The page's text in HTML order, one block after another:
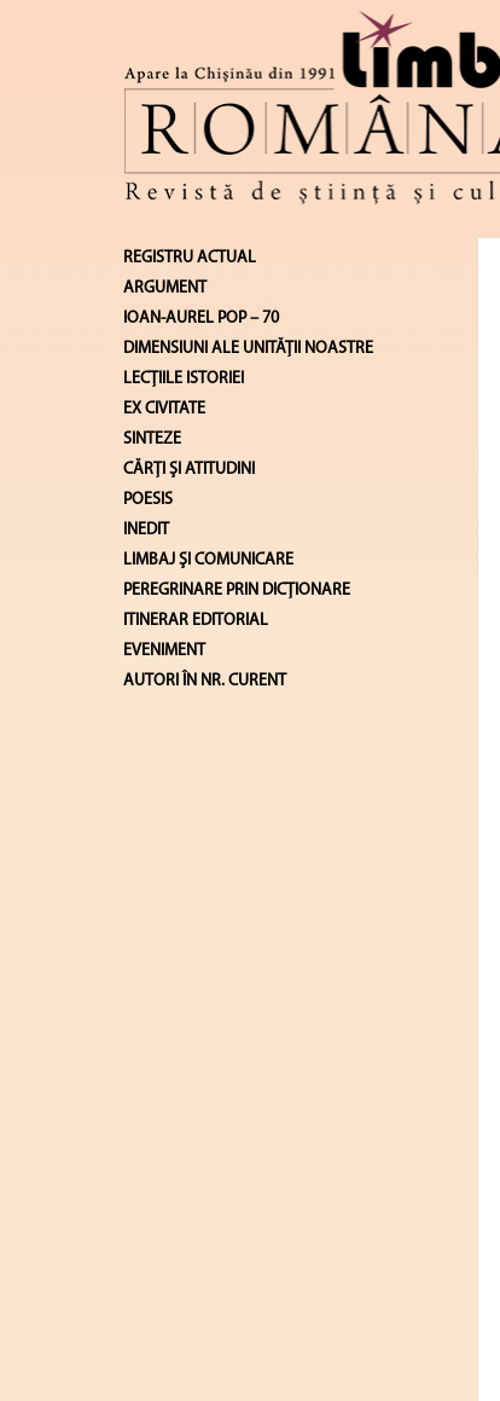
REGISTRU ACTUAL
ARGUMENT
IOAN-AUREL POP – 70
DIMENSIUNI ALE UNITĂŢII NOASTRE
LECŢIILE ISTORIEI
EX CIVITATE
SINTEZE
CĂRŢI ŞI ATITUDINI
POESIS
INEDIT
LIMBAJ ŞI COMUNICARE
PEREGRINARE PRIN DICȚIONARE
ITINERAR EDITORIAL
EVENIMENT
AUTORI ÎN NR. CURENT